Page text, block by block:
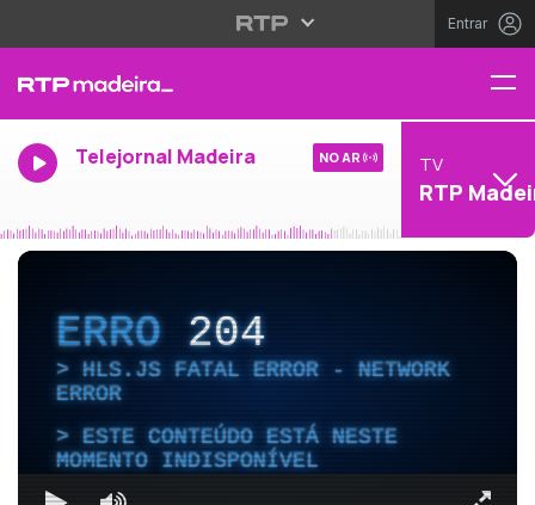
Entrar
Telejornal Madeira NO AR TV
RTP
ERRO204
HLS.JS FATAL ERROR - NETWORK
ERROR
ESTE CONTEÚDO ESTÁ NESTE
MOMENTO INDISPONÍVEL